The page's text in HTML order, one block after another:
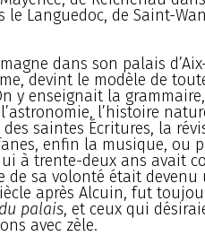
le Languedoc, de Saint-
dans son palais
devint le modèle de
y enseignait la
l’histoire
saintes Écritures, la
enfin la musique, ou
à trente-deux ans avait
de sa volonté était devenu
après Alcuin, fut
palais, et ceux qui
avec zèle.